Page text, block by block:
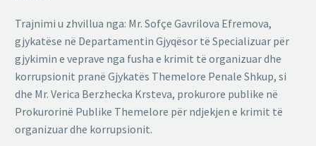
Trajnimi u zhvillua nga: Mr. Sofçe Gavrilova Efremova,
gjykatëse në Departamentin Gjyqësor të Specializuar për
gjykimin e veprave nga fusha e krimit të organizuar dhe
korrupsionit pranë Gjykatës Themelore Penale Shkup, si
dhe Mr. Verica Berzhecka Krsteva, prokurore publike në
Prokurorinë Publike Themelore për ndjekjen e krimit të
organizuar dhe korrupsionit.